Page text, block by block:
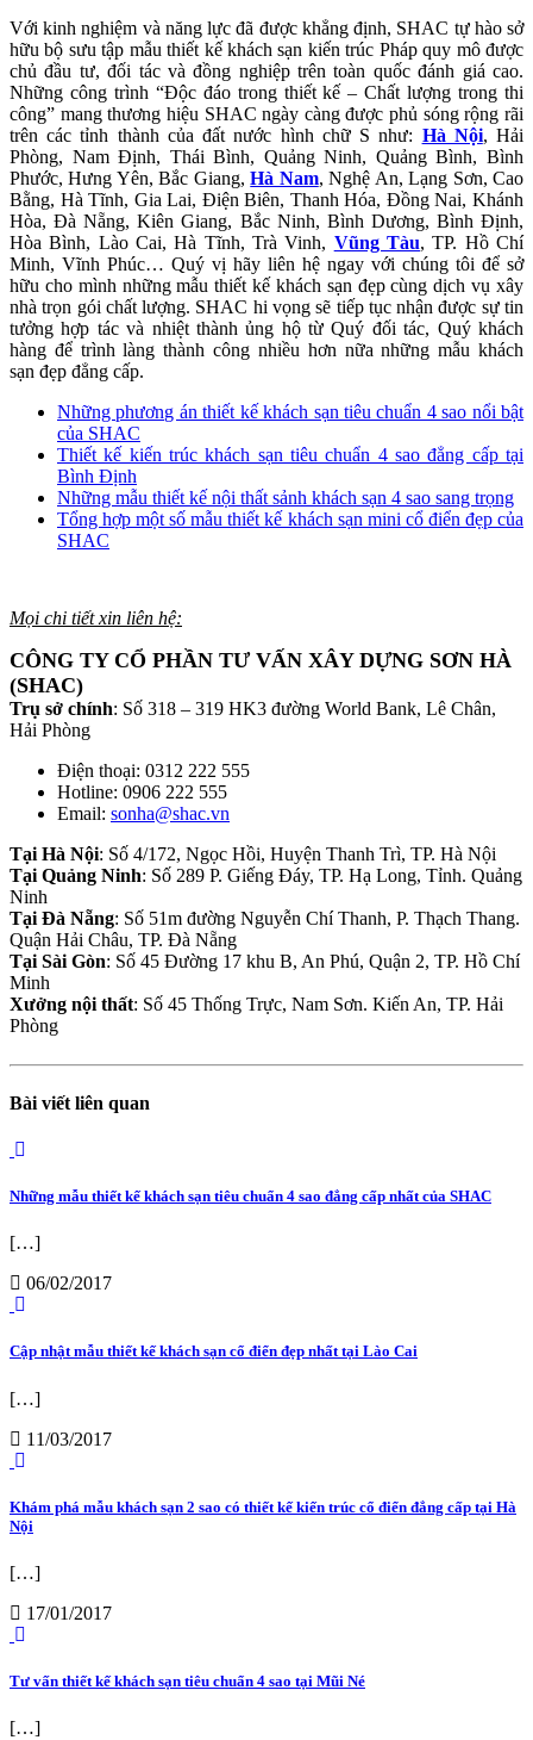
Với kinh nghiệm và năng lực đã được khẳng định, SHAC tự hào sở
hữu bộ sưu tập mẫu thiết kế khách sạn kiến trúc Pháp quy mô được
chủ đầu tư, đối tác và đồng nghiệp trên toàn quốc đánh giá cao.
Những công trình “Độc đáo trong thiết kế – Chất lượng trong thi
công” mang thương hiệu SHAC ngày càng được phủ sóng rộng rãi
trên các tỉnh thành của đất nước hình chữ S như: Hà Nội, Hải
Phòng, Nam Định, Thái Bình, Quảng Ninh, Quảng Bình, Bình
Phước, Hưng Yên, Bắc Giang,Hà Nam, Nghệ An, Lạng Sơn, Cao
Bằng, Hà Tĩnh, Gia Lai, Điện Biên, Thanh Hóa, Đồng Nai, Khánh
Hòa, Đà Nẵng, Kiên Giang, Bắc Ninh, Bình Dương, Bình Định,
Hòa Bình, Lào Cai, Hà Tĩnh, Trà Vinh, Vũng Tàu, TP. Hồ Chí
Minh, Vĩnh Phúc… Quý vị hãy liên hệ ngay với chúng tôi để sở
hữu cho mình những mẫu thiết kế khách sạn đẹp cùng dịch vụ xây
nhà trọn gói chất lượng. SHAC hi vọng sẽ tiếp tục nhận được sự tin
tưởng hợp tác và nhiệt thành ủng hộ từ Quý đối tác, Quý khách
hàng để trình làng thành công nhiều hơn nữa những mẫu khách
sạn đẹp đẳng cấp.
Những phương án thiết kế khách sạn tiêu chuẩn 4 sao nổi bật
của SHAC
Thiết kế kiến trúc khách sạn tiêu chuẩn 4 sao đẳng cấp tại
Bình Định
Những mẫu thiết kế nội thất sảnh khách sạn 4 sao sang trọng
Tổng hợp một số mẫu thiết kế khách sạn mini cổ điển đẹp của
SHAC
Mọi chi tiết xin liên hệ:
CÔNG TY CỔ PHẦN TƯ VẤN XÂY DỰNG SƠN HÀ
(SHAC)
Trụ sở chính: Số 318 – 319 HK3 đường World Bank, Lê Chân,
Hải Phòng
Điện thoại: 0312 222 555
Hotline: 0906 222 555
Email: sonha@shac.vn
Tại Hà Nội: Số 4/172, Ngọc Hồi, Huyện Thanh Trì, TP. Hà Nội
Tại Quảng Ninh: Số 289 P. Giếng Đáy, TP. Hạ Long, Tỉnh. Quảng
Ninh
Tại Đà Nẵng: Số 51m đường Nguyễn Chí Thanh, P. Thạch Thang.
Quận Hải Châu, TP. Đà Nẵng
Tại Sài Gòn: Số 45 Đường 17 khu B, An Phú, Quận 2, TP. Hồ Chí
Minh
Xưởng nội thất: Số 45 Thống Trực, Nam Sơn. Kiến An, TP. Hải
Phòng
Bài viết liên quan
Những mẫu thiết kế khách sạn tiêu chuẩn 4 sao đẳng cấp nhất của SHAC
[…]
06/02/2017
Cập nhật mẫu thiết kế khách sạn cổ điển đẹp nhất tại Lào Cai
[…]
11/03/2017
Khám phá mẫu khách sạn 2 sao có thiết kế kiến trúc cổ điển đẳng cấp tại Hà
Nội
[…]
17/01/2017
Tư vấn thiết kế khách sạn tiêu chuẩn 4 sao tại Mũi Né
[…]